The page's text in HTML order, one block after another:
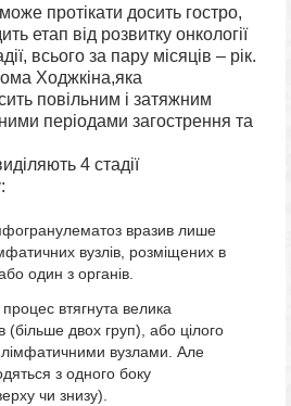
протікати досить гостро,
етап від розвитку онкології
всього за пару місяців – рік.
Ходжкіна,яка
повільним і затяжним
періодами загострення та
4 стадії
вразив лише
вузлів, розміщених в
один з органів.
втягнута велика
(більше двох груп), або цілого
лімфатичними вузлами. Але
з одного боку
чи знизу).